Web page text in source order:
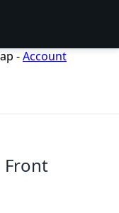
-Account
Front